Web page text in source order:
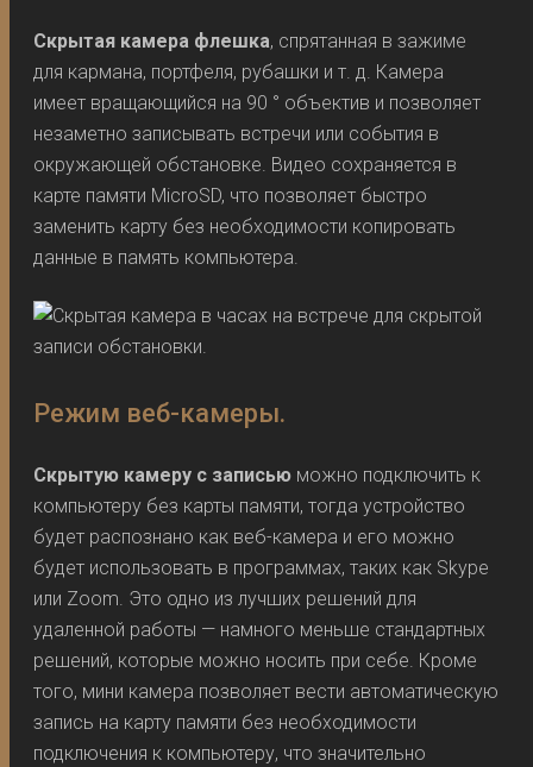
Скрытая камера флешка, спрятанная в зажиме
для кармана, портфеля, рубашки и т. д. Камера
имеет вращающийся на 90 ° объектив и позволяет
незаметно записывать встречи или события в
окружающей обстановке. Видео сохраняется в
карте памяти MicroSD, что позволяет быстро
заменить карту без необходимости копировать
данные в память компьютера.
Режим веб-камеры.
Скрытую камеру с записью можно подключить к
компьютеру без карты памяти, тогда устройство
будет распознано как веб-камера и его можно
будет использовать в программах, таких как Skype
или Zoom. Это одно из лучших решений для
удаленной работы — намного меньше стандартных
решений, которые можно носить при себе. Кроме
того, мини камера позволяет вести автоматическую
запись на карту памяти без необходимости
подключения к компьютеру, что значительно